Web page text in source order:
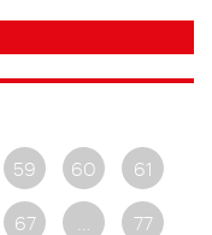
59 60 61
67 77